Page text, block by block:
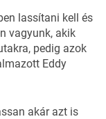
lassítani kell és
vagyunk, akik
pedig azok
Eddy
akár azt is